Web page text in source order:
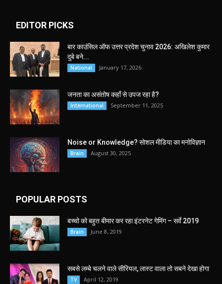
EDITOR PICKS
बार काउंसिल ऑफ उत्तर प्रदेश चुनाव 2026: अखिलेश कुमार
दुबे बने...
National January 17, 2026
जनता का असंतोष कहाँ से उपज रहा है?
International September 11, 2025
Noise or Knowledge? सोशल मीडिया का मनोविज्ञान
Brain August 30, 2025
POPULAR POSTS
बच्चो को बहुत बीमार कर रहा इंटरनेट गेमिंग – सर्वे 2019
Brain June 8, 2019
सबसे लम्बे चलने वाले सीरियल, लास्ट वाला तो सबने देखा होगा
TV April 12, 2019